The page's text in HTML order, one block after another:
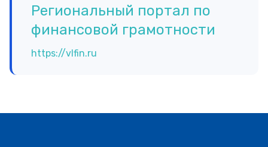
Региональный портал по
финансовой грамотности
https://vlfin.ru